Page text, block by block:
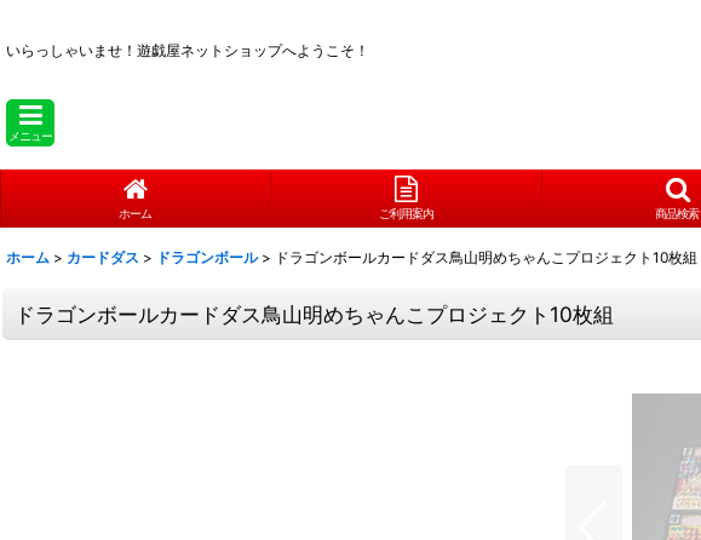
いらっしゃいませ！ 遊戯屋ネットショップへようこそ！
メニュー
ホーム ご利用案内 商品検索
ホーム > カードダス > ドラゴンボール > ドラゴンボールカードダス鳥山明めちゃんこプロジェクト10枚組
ドラゴンボールカードダス鳥山明めちゃんこプロジェクト10枚組